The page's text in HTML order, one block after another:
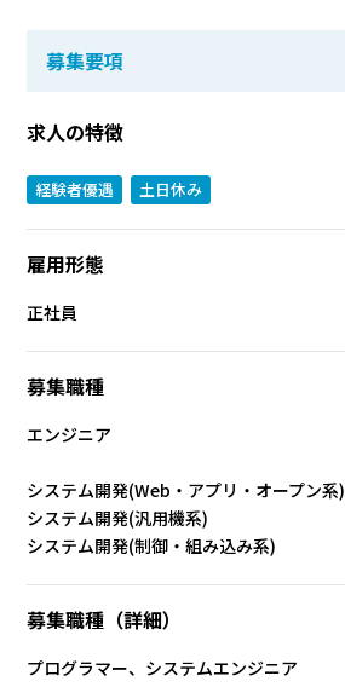
募集要項
求人の特徴
経験者優遇 土日休み
雇用形態
正社員
募集職種
エンジニア
システム開発(Web・アプリ・オープン系)
システム開発(汎用機系)
システム開発(制御・組み込み系)
募集職種（詳細）
プログラマー、システムエンジニア